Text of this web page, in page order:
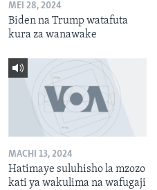
MEI 28, 2024
Biden na Trump watafuta
kura za wanawake
MACHI 13, 2024
Hatimaye suluhisho la mzozo
kati ya wakulima na wafugaji